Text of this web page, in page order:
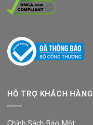
HỖ TRỢ KHÁCH HÀNG
Chính Sách Bảo Mật